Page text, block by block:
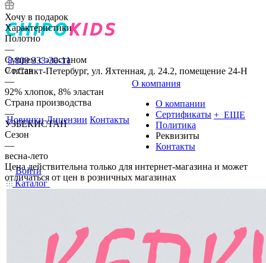
8 800 333-30-11
г.Санкт-Петербург, ул. Яхтенная, д. 24.2, помещение 24-Н
Новинки Лицензии Контакты
О компания
О компании
Сертификаты
Политика
Реквизиты
Контакты
+ ЕЩЕ
Войти
Каталог
Хочу в подарок
Характеристики
Полотно
—
Супрем с эластаном
Состав
—
92% хлопок, 8% эластан
Страна производства
—
УЗБЕКИСТАН
Сезон
—
весна-лето
Цена действительна только для интернет-магазина и может
отличаться от цен в розничных магазинах